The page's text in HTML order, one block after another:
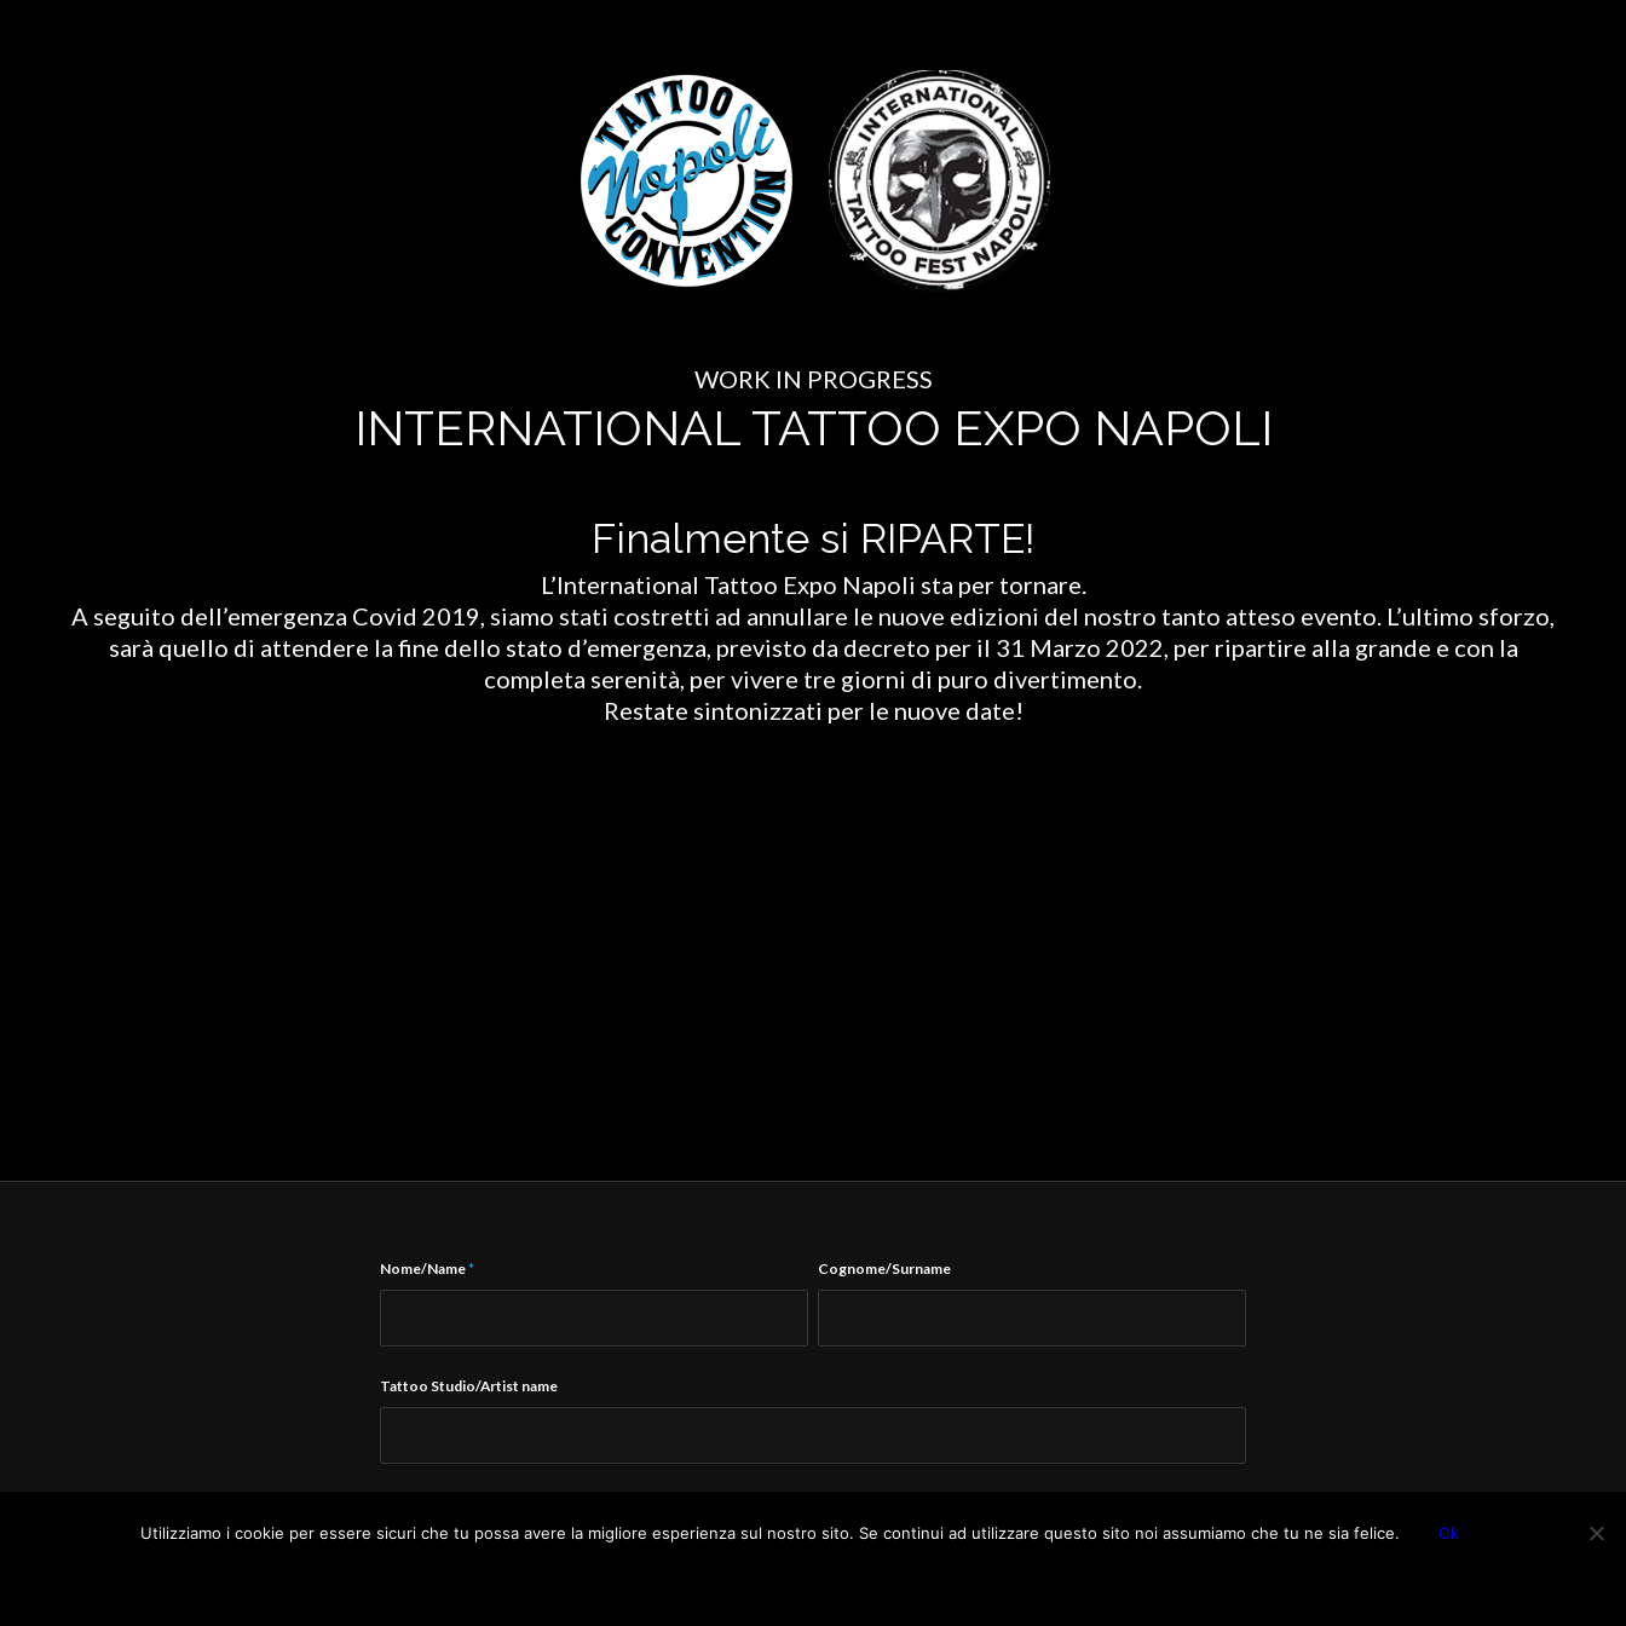
WORK IN PROGRESS
INTERNATIONAL TATTOO EXPO NAPOLI
Finalmente si RIPARTE!
L’International Tattoo Expo Napoli sta per tornare.
A seguito dell’emergenza Covid 2019, siamo stati costretti ad annullare le nuove edizioni del nostro tanto atteso evento. L’ultimo sforzo,
sarà quello di attendere la fine dello stato d’emergenza, previsto da decreto per il 31 Marzo 2022, per ripartire alla grande e con la
completa serenità, per vivere tre giorni di puro divertimento.
Restate sintonizzati per le nuove date!
Nome/Name* Cognome/Surname
Tattoo Studio/Artist name
Utilizziamo i cookie per essere sicuri che tu possa avere la migliore esperienza sul nostro sito. Se continui ad utilizzare questo sito noi assumiamo che tu ne sia felice. Ok